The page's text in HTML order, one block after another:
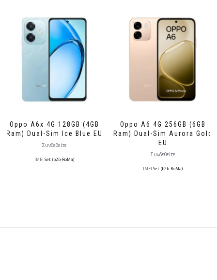
Oppo A6x 4G 128GB (4GB
Ram) Dual-Sim Ice Blue EU
Συνδεθείτε
IMEI Set: (b2b-RoMa)
Oppo A6 4G 256GB (6GB
Ram) Dual-Sim Aurora Gold
EU
Συνδεθείτε
IMEI Set: (b2b-RoMa)